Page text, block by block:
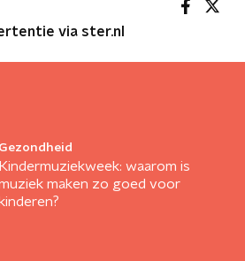
via ster.nl
Gezondheid
Kindermuziekweek: waarom is
maken zo goed voor
kinderen?